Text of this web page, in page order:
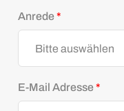
Anrede*
E-Mail Adresse*